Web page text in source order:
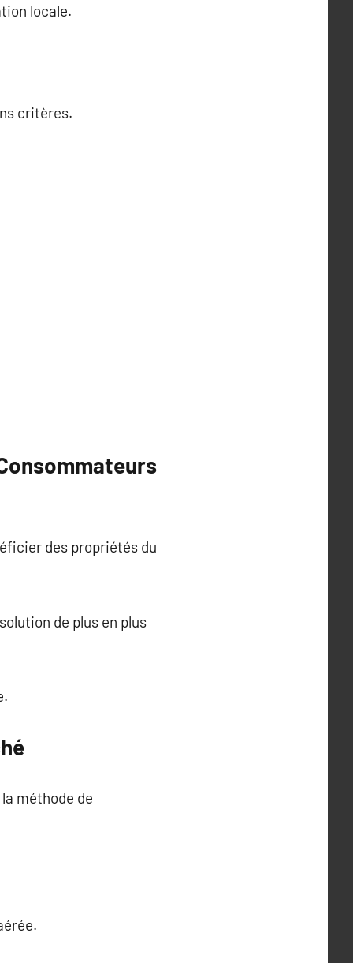
locale.
critères.
des propriétés du
de plus en plus
méthode de